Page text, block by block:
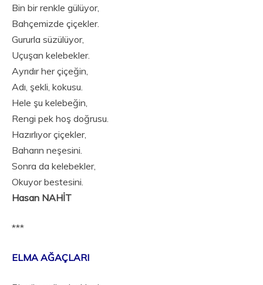
Bin bir renkle gülüyor,
Bahçemizde çiçekler.
Gururla süzülüyor,
Uçuşan kelebekler.
Ayrıdır her çiçeğin,
Adı, şekli, kokusu.
Hele şu kelebeğin,
Rengi pek hoş doğrusu.
Hazırlıyor çiçekler,
Baharın neşesini.
Sonra da kelebekler,
Okuyor bestesini.
Hasan NAHİT
***
ELMA AĞAÇLARI